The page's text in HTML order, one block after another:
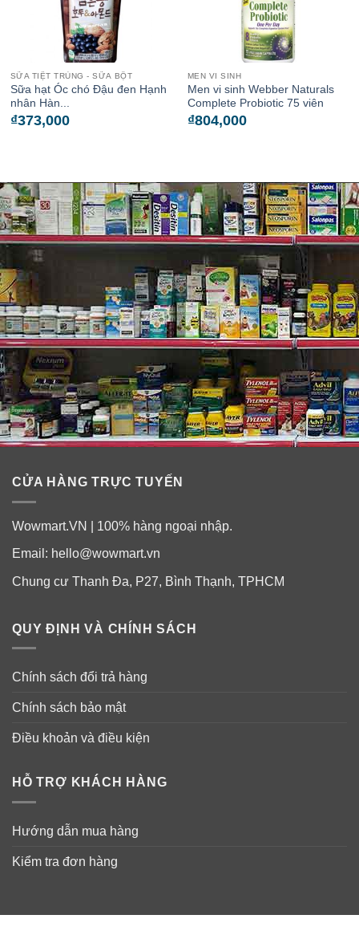
SỮA TIỆT TRÙNG - SỮA BỘT
Sữa hạt Óc chó Đậu đen Hạnh
nhân Hàn...
₫373,000
MEN VI SINH
Men vi sinh Webber Naturals
Complete Probiotic 75 viên
₫804,000
CỬA HÀNG TRỰC TUYẾN
Wowmart.VN | 100% hàng ngoại nhập.
Email: hello@wowmart.vn
Chung cư Thanh Đa, P27, Bình Thạnh, TPHCM
QUY ĐỊNH VÀ CHÍNH SÁCH
Chính sách đổi trả hàng
Chính sách bảo mật
Điều khoản và điều kiện
HỖ TRỢ KHÁCH HÀNG
Hướng dẫn mua hàng
Kiểm tra đơn hàng